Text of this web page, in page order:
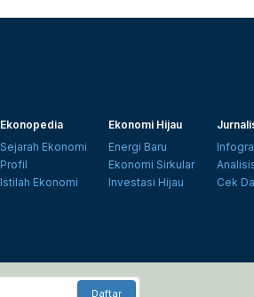
Ekonopedia
Sejarah Ekonomi
Profil
Istilah Ekonomi
Ekonomi Hijau
Energi Baru
Ekonomi Sirkular
Investasi Hijau
Cek
Daftar